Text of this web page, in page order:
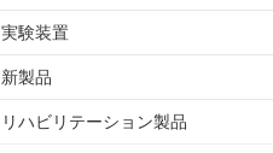
実験装置
新製品
リハビリテーション製品